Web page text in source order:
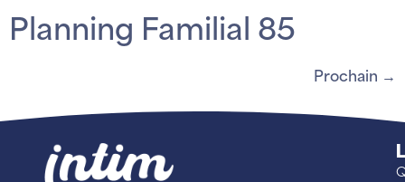
Planning Familial 85
Prochain →